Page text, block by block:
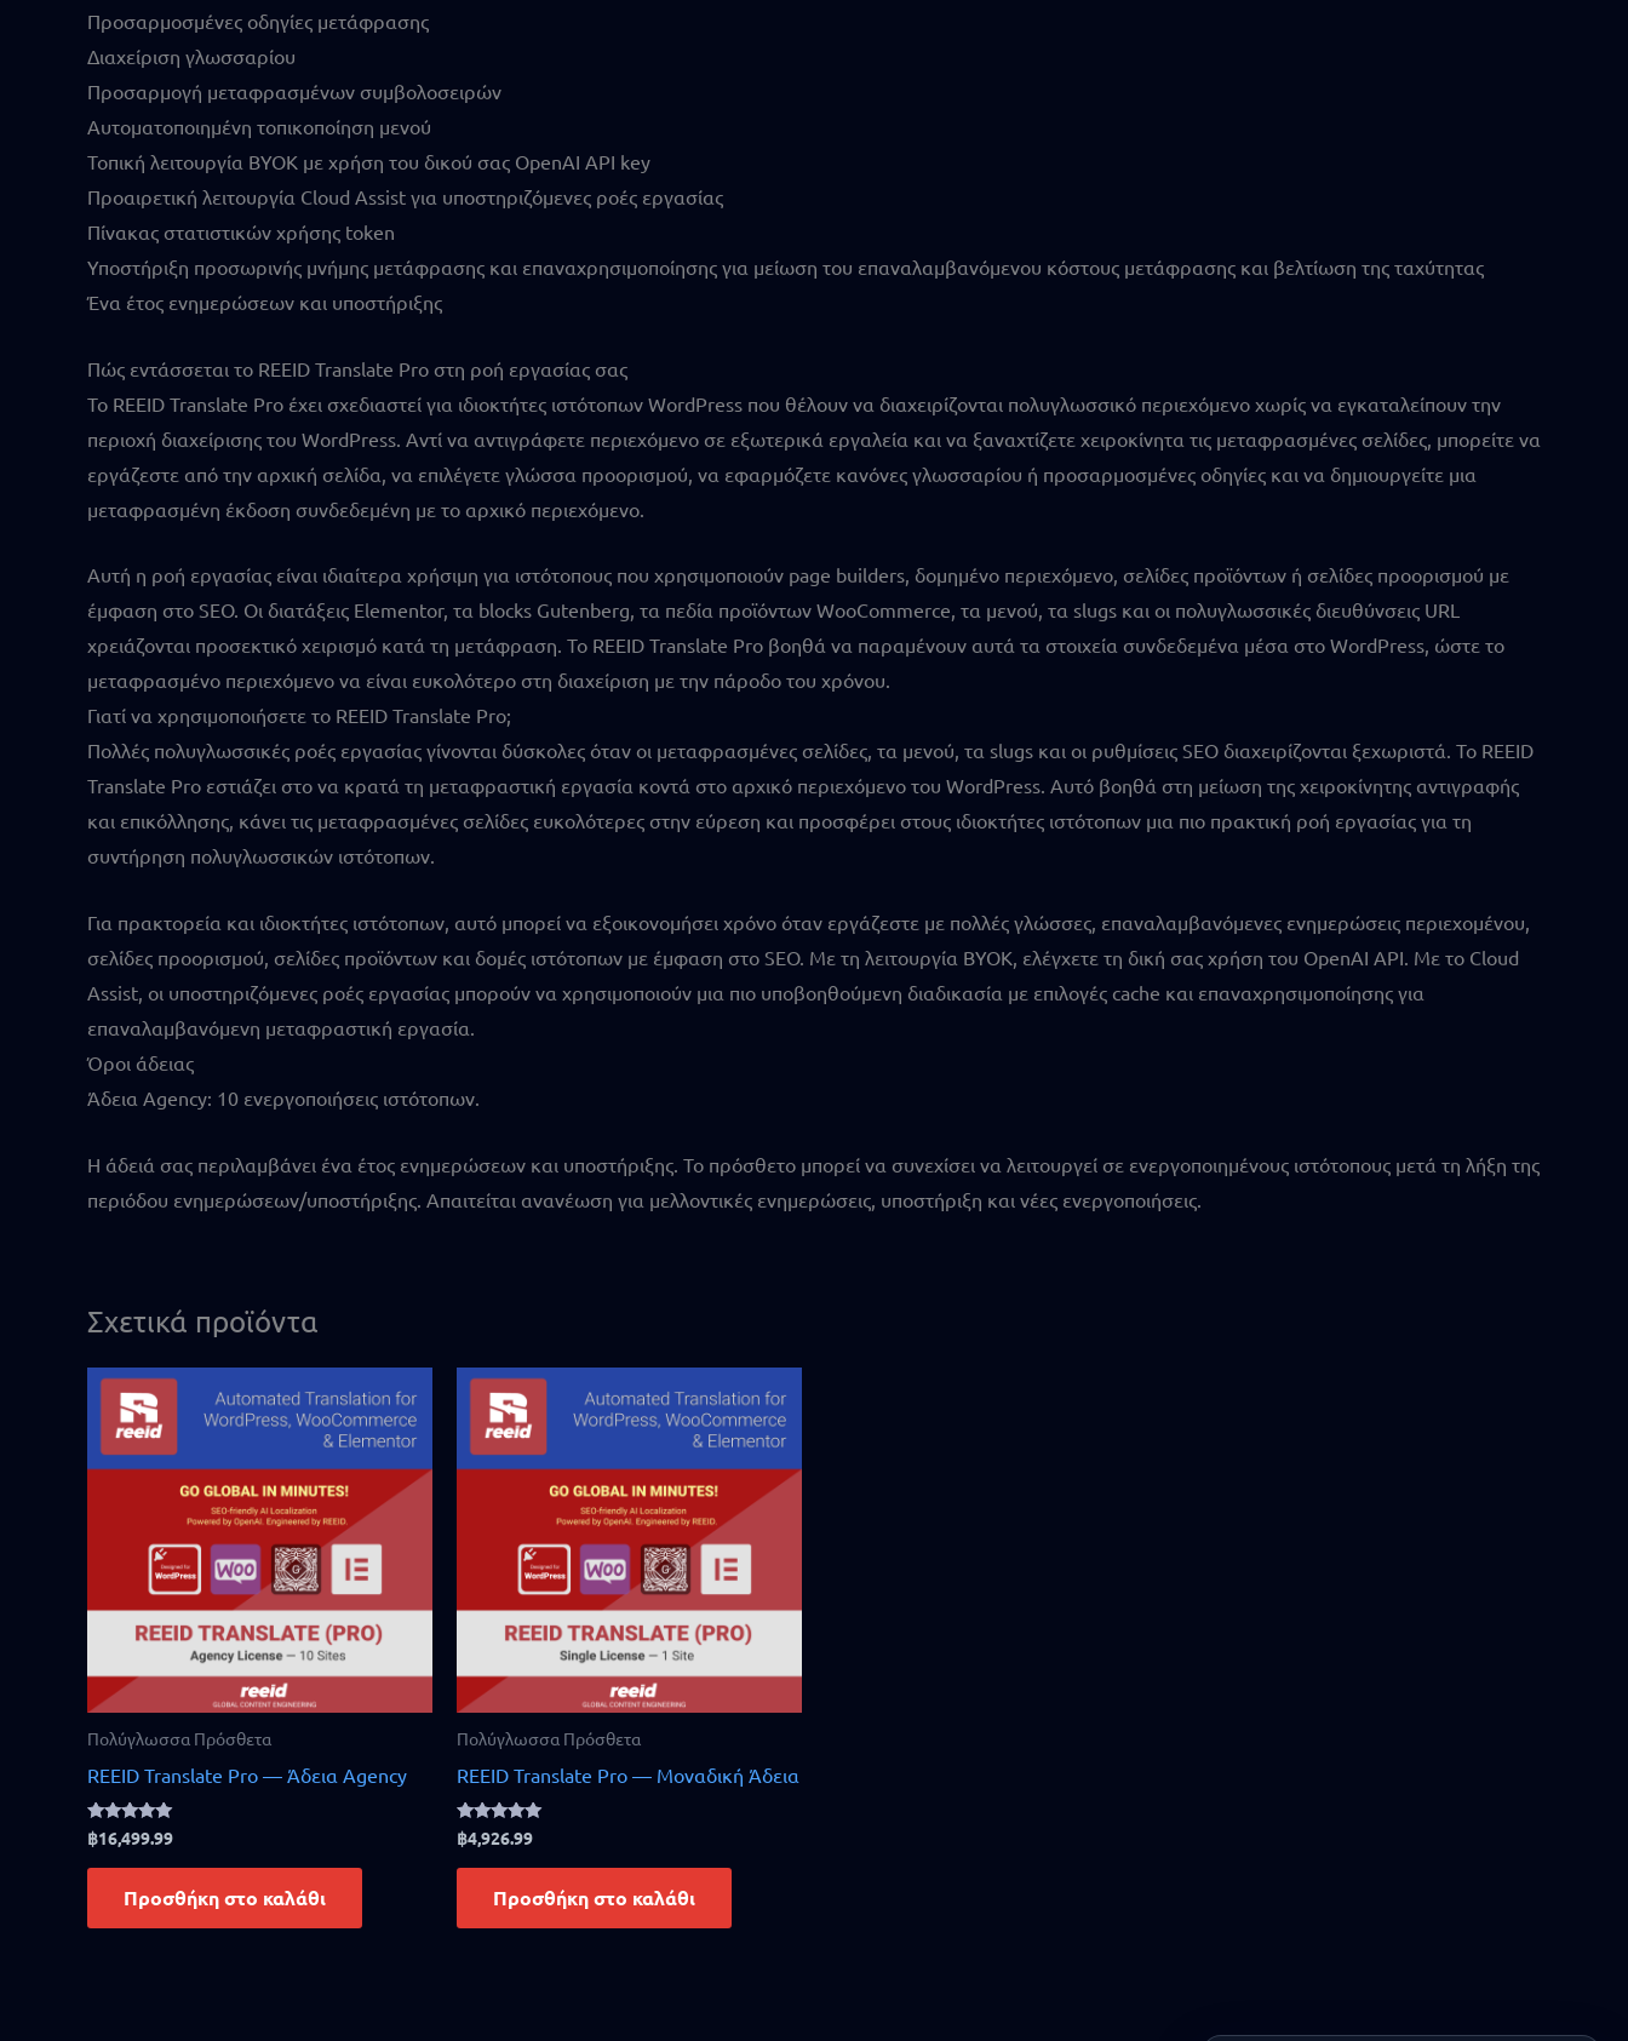
Προσαρμοσμένες οδηγίες μετάφρασης
Διαχείριση γλωσσαρίου
Προσαρμογή μεταφρασμένων συμβολοσειρών
Αυτοματοποιημένη τοπικοποίηση μενού
Τοπική λειτουργία BYOK με χρήση του δικού σας OpenAI API key
Προαιρετική λειτουργία Cloud Assist για υποστηριζόμενες ροές εργασίας
Πίνακας στατιστικών χρήσης token
Υποστήριξη προσωρινής μνήμης μετάφρασης και επαναχρησιμοποίησης για μείωση του επαναλαμβανόμενου κόστους μετάφρασης και βελτίωση της ταχύτητας
Ένα έτος ενημερώσεων και υποστήριξης
Πώς εντάσσεται το REEID Translate Pro στη ροή εργασίας σας
Το REEID Translate Pro έχει σχεδιαστεί για ιδιοκτήτες ιστότοπων WordPress που θέλουν να διαχειρίζονται πολυγλωσσικό περιεχόμενο χωρίς να εγκαταλείπουν την
περιοχή διαχείρισης του WordPress. Αντί να αντιγράφετε περιεχόμενο σε εξωτερικά εργαλεία και να ξαναχτίζετε χειροκίνητα τις μεταφρασμένες σελίδες, μπορείτε να
εργάζεστε από την αρχική σελίδα, να επιλέγετε γλώσσα προορισμού, να εφαρμόζετε κανόνες γλωσσαρίου ή προσαρμοσμένες οδηγίες και να δημιουργείτε μια
μεταφρασμένη έκδοση συνδεδεμένη με το αρχικό περιεχόμενο.
Αυτή η ροή εργασίας είναι ιδιαίτερα χρήσιμη για ιστότοπους που χρησιμοποιούν page builders, δομημένο περιεχόμενο, σελίδες προϊόντων ή σελίδες προορισμού με
έμφαση στο SEO. Οι διατάξεις Elementor, τα blocks Gutenberg, τα πεδία προϊόντων WooCommerce, τα μενού, τα slugs και οι πολυγλωσσικές διευθύνσεις URL
χρειάζονται προσεκτικό χειρισμό κατά τη μετάφραση. Το REEID Translate Pro βοηθά να παραμένουν αυτά τα στοιχεία συνδεδεμένα μέσα στο WordPress, ώστε το
μεταφρασμένο περιεχόμενο να είναι ευκολότερο στη διαχείριση με την πάροδο του χρόνου.
Γιατί να χρησιμοποιήσετε το REEID Translate Pro;
Πολλές πολυγλωσσικές ροές εργασίας γίνονται δύσκολες όταν οι μεταφρασμένες σελίδες, τα μενού, τα slugs και οι ρυθμίσεις SEO διαχειρίζονται ξεχωριστά. Το REEID
Translate Pro εστιάζει στο να κρατά τη μεταφραστική εργασία κοντά στο αρχικό περιεχόμενο του WordPress. Αυτό βοηθά στη μείωση της χειροκίνητης αντιγραφής
και επικόλλησης, κάνει τις μεταφρασμένες σελίδες ευκολότερες στην εύρεση και προσφέρει στους ιδιοκτήτες ιστότοπων μια πιο πρακτική ροή εργασίας για τη
συντήρηση πολυγλωσσικών ιστότοπων.
Για πρακτορεία και ιδιοκτήτες ιστότοπων, αυτό μπορεί να εξοικονομήσει χρόνο όταν εργάζεστε με πολλές γλώσσες, επαναλαμβανόμενες ενημερώσεις περιεχομένου,
σελίδες προορισμού, σελίδες προϊόντων και δομές ιστότοπων με έμφαση στο SEO. Με τη λειτουργία BYOK, ελέγχετε τη δική σας χρήση του OpenAI API. Με το Cloud
Assist, οι υποστηριζόμενες ροές εργασίας μπορούν να χρησιμοποιούν μια πιο υποβοηθούμενη διαδικασία με επιλογές cache και επαναχρησιμοποίησης για
επαναλαμβανόμενη μεταφραστική εργασία.
Όροι άδειας
Άδεια Agency: 10 ενεργοποιήσεις ιστότοπων.
Η άδειά σας περιλαμβάνει ένα έτος ενημερώσεων και υποστήριξης. Το πρόσθετο μπορεί να συνεχίσει να λειτουργεί σε ενεργοποιημένους ιστότοπους μετά τη λήξη της
περιόδου ενημερώσεων/υποστήριξης. Απαιτείται ανανέωση για μελλοντικές ενημερώσεις, υποστήριξη και νέες ενεργοποιήσεις.
Σχετικά προϊόντα
Πολύγλωσσα Πρόσθετα
REEID Translate Pro — Άδεια Agency
Rated
5.00
out of 5
฿16,499.99
Προσθήκη στο καλάθι
Πολύγλωσσα Πρόσθετα
REEID Translate Pro — Μοναδική Άδεια
Rated
4.83
out of 5
฿4,926.99
Προσθήκη στο καλάθι